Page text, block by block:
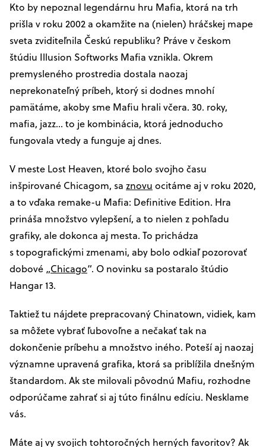
Kto by nepoznal legendárnu hru Mafia, ktorá na trh
prišla v roku 2002 a okamžite na (nielen) hráčskej mape
sveta zviditeľnila Českú republiku? Práve v českom
štúdiu Illusion Softworks Mafia vznikla. Okrem
premysleného prostredia dostala naozaj
neprekonateľný príbeh, ktorý si dodnes mnohí
pamätáme, akoby sme Mafiu hrali včera. 30. roky,
mafia, jazz... to je kombinácia, ktorá jednoducho
fungovala vtedy a funguje aj dnes.
V meste Lost Heaven, ktoré bolo svojho času
inšpirované Chicagom, sa znovu ocitáme aj v roku 2020,
a to vďaka remake-u Mafia: Definitive Edition. Hra
prináša množstvo vylepšení, a to nielen z pohľadu
grafiky, ale dokonca aj mesta. To prichádza
s topografickými zmenami, aby bolo odkiaľ pozorovať
dobové „Chicago“. O novinku sa postaralo štúdio
Hangar 13.
Taktiež tu nájdete prepracovaný Chinatown, vidiek, kam
sa môžete vybrať ľubovoľne a nečakať tak na
dokončenie príbehu a množstvo iného. Poteší aj naozaj
významne upravená grafika, ktorá sa priblížila dnešným
štandardom. Ak ste milovali pôvodnú Mafiu, rozhodne
odporúčame zahrať si aj túto finálnu edíciu. Nesklame
vás.
Máte aj vy svojich tohtoročných herných favoritov? Ak